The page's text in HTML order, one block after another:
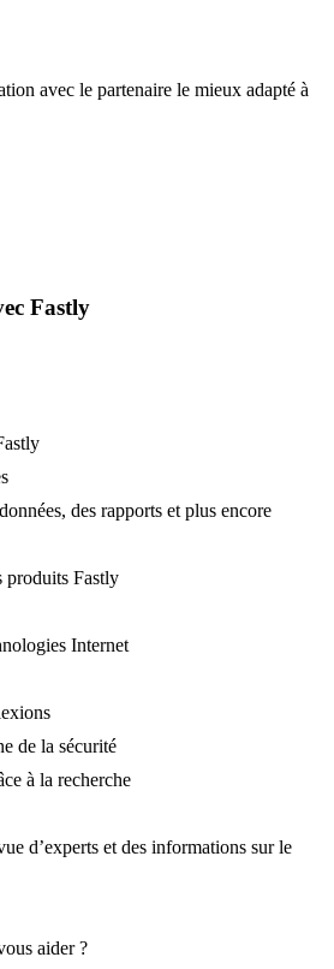
avec le partenaire le mieux adapté à
Fastly
des rapports et plus encore
produits Fastly
Internet
de la sécurité
à la recherche
d’experts et des informations sur le
aider ?